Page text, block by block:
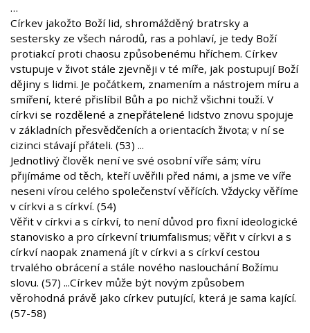
…
Církev jakožto Boží lid, shromážděný bratrsky a
sestersky ze všech národů, ras a pohlaví, je tedy Boží
protiakcí proti chaosu způsobenému hříchem. Církev
vstupuje v život stále zjevněji v té míře, jak postupují Boží
dějiny s lidmi. Je počátkem, znamením a nástrojem míru a
smíření, které přislíbil Bůh a po nichž všichni touží. V
církvi se rozdělené a znepřátelené lidstvo znovu spojuje
v základních přesvědčeních a orientacích života; v ní se
cizinci stávají přáteli. (53) ...
Jednotlivý člověk není ve své osobní víře sám; víru
přijímáme od těch, kteří uvěřili před námi, a jsme ve víře
neseni vírou celého společenství věřících. Vždycky věříme
v církvi a s církví. (54)
Věřit v církvi a s církví, to není důvod pro fixní ideologické
stanovisko a pro církevní triumfalismus; věřit v církvi a s
církví naopak znamená jít v církvi a s církví cestou
trvalého obrácení a stále nového naslouchání Božímu
slovu. (57) ...Církev může být novým způsobem
věrohodná právě jako církev putující, která je sama kající.
(57-58)